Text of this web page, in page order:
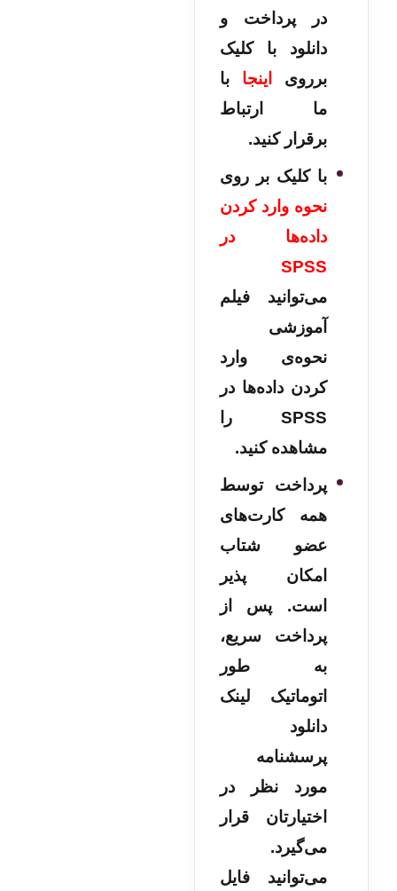
در پرداخت و
دانلود با کلیک
برروی اینجا
با
ما ارتباط
برقرار کنید.
با کلیک بر روی
نحوه وارد کردن
داده‌ها در
SPSS
می‌توانید فیلم
آموزشی
نحوه‌ی وارد
کردن داده‌ها در
SPSS را
مشاهده کنید.
پرداخت توسط
همه کارت‌های
عضو شتاب
امکان پذیر
است. پس از
پرداخت سریع،
به طور
اتوماتیک لینک
دانلود
پرسشنامه
مورد نظر در
اختیارتان قرار
می‌گیرد.
می‌توانید فایل